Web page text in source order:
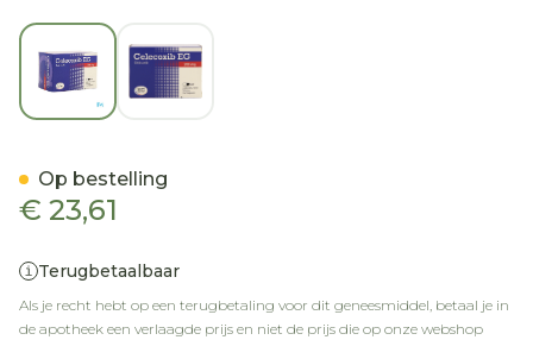
View larger image
€ 23,61
Terugbetaalbaar
Als je recht hebt op een terugbetaling voor dit geneesmiddel, betaal je in
de apotheek een verlaagde prijs en niet de prijs die op onze webshop
Op bestelling